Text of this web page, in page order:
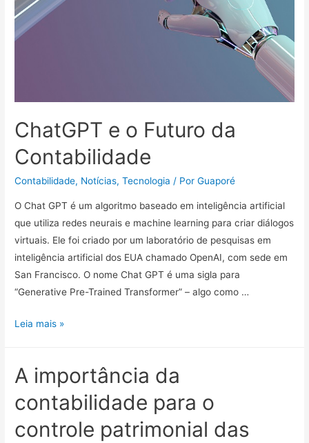
ChatGPT e o Futuro da
Contabilidade
Contabilidade, Notícias,Tecnologia / PorGuaporé
O Chat GPT é um algoritmo baseado em inteligência artificial
que utiliza redes neurais e machine learning para criar diálogos
virtuais. Ele foi criado por um laboratório de pesquisas em
inteligência artificial dos EUA chamado OpenAI, com sede em
San Francisco. O nome Chat GPT é uma sigla para
“Generative Pre-Trained Transformer” – algo como …
Leia mais »
A importância da
contabilidade para o
controle patrimonial das